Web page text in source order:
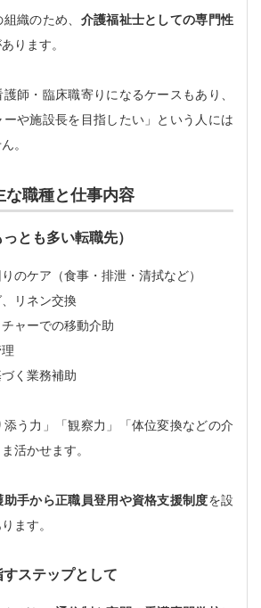
織のため、 介護福祉士としての専門性
ります。
師・臨床職寄りになるケースもあり、
ーや施設長を目指したい」という人には
。
な職種と仕事内容
とも多い転職先）
のケア（食事・排泄・清拭など）
リネン交換
ャーでの移動介助
く業務補助
う力」「観察力」「体位変換などの介
活かせます。
助手から正職員登用や資格支援制度を設
ます。
ステップとして